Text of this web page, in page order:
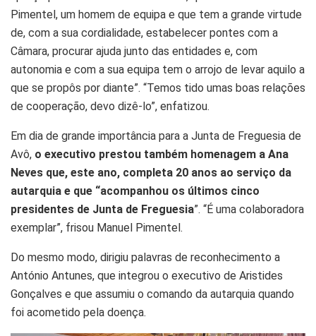
Pimentel, um homem de equipa e que tem a grande virtude
de, com a sua cordialidade, estabelecer pontes com a
Câmara, procurar ajuda junto das entidades e, com
autonomia e com a sua equipa tem o arrojo de levar aquilo a
que se propôs por diante”. “Temos tido umas boas relações
de cooperação, devo dizê-lo”, enfatizou.
Em dia de grande importância para a Junta de Freguesia de
Avô, o executivo prestou também homenagem a Ana
Neves que, este ano, completa 20 anos ao serviço da
autarquia e que “acompanhou os últimos cinco
presidentes de Junta de Freguesia”. “É uma colaboradora
exemplar”, frisou Manuel Pimentel.
Do mesmo modo, dirigiu palavras de reconhecimento a
António Antunes, que integrou o executivo de Aristides
Gonçalves e que assumiu o comando da autarquia quando
foi acometido pela doença.